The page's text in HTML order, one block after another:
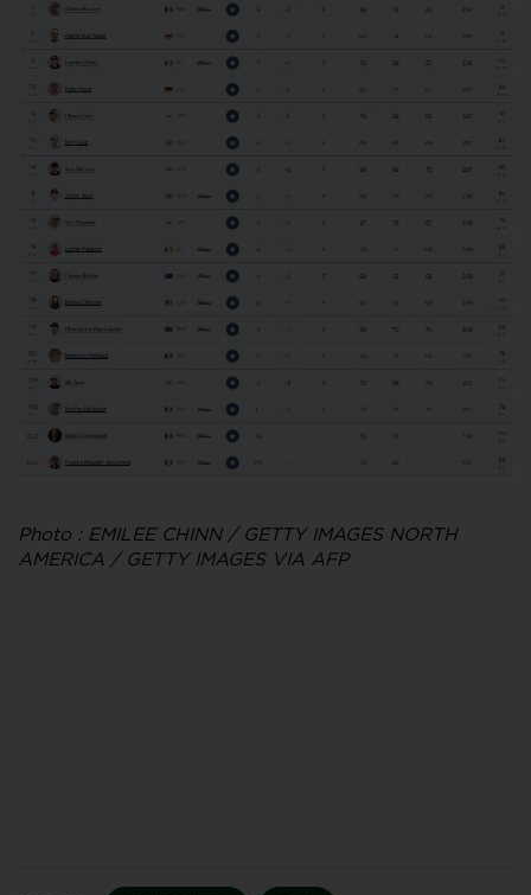
Photo : EMILEE CHINN / GETTY IMAGES NORTH
AMERICA / GETTY IMAGES VIA AFP